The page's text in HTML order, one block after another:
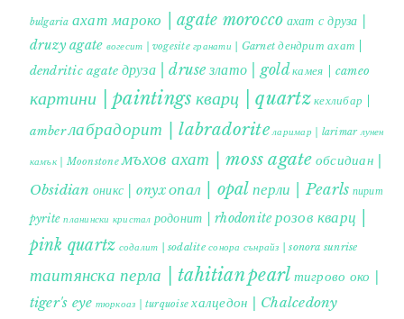
bulgaria ахат мароко | agate morocco ахат с друза |
druzy agate вогесит | vogesite гранати | Garnet дендрит ахат |
dendritic agate друза | druse злато | gold камея | cameo
картини | paintings кварц | quartzкехлибар |
amberлабрадорит | labradorite ларимар | larimar лунен
камък | Moonstone мъхов ахат | moss agate обсидиан |
Obsidian оникс | onyxопал | opal перли | Pearls пирит |
pyrite планински кристал родонит | rhodonite розов кварц |
pink quartz содалит | sodalite сонора сънрайз | sonora sunrise
таитянска перла | tahitian pearl тигрово око |
tiger's eye тюркоаз | turquoise халцедон | Chalcedony